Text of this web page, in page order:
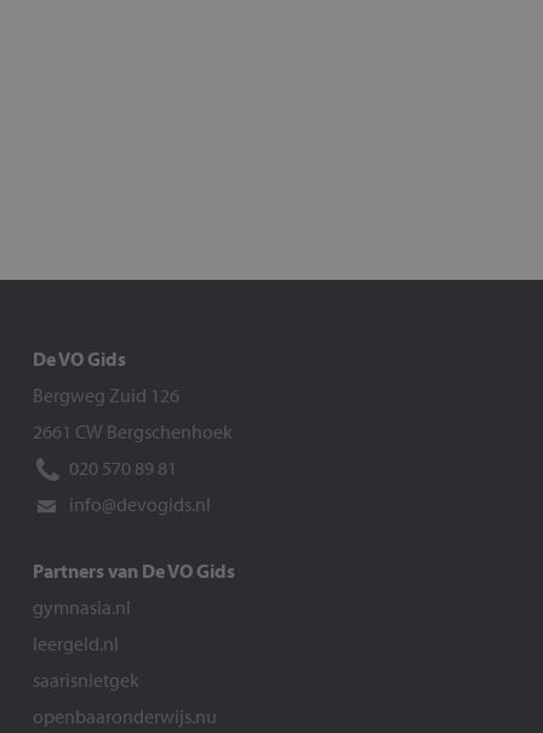
De VO Gids
Bergweg Zuid 126
2661 CW Bergschenhoek
020 570 89 81
info@devogids.nl
Partners van De VO Gids
gymnasia.nl
leergeld.nl
saarisnietgek
openbaaronderwijs.nu